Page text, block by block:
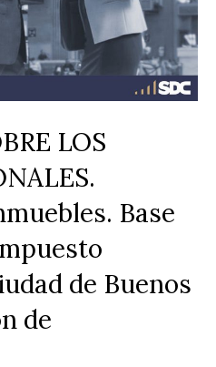
LOS
Base
de Buenos
de